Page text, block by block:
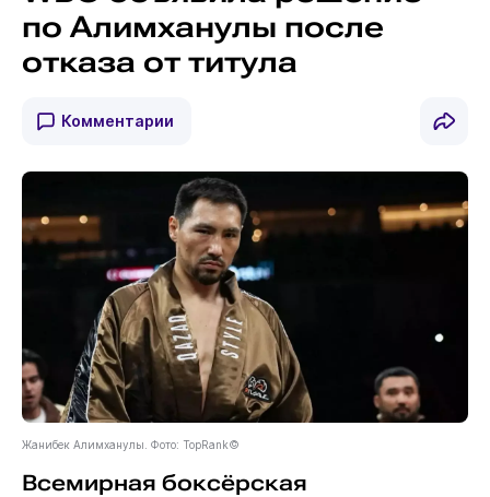
по Алимханулы после
отказа от титула
Комментарии
Жанибек Алимханулы. Фото: TopRank©
Всемирная боксёрская